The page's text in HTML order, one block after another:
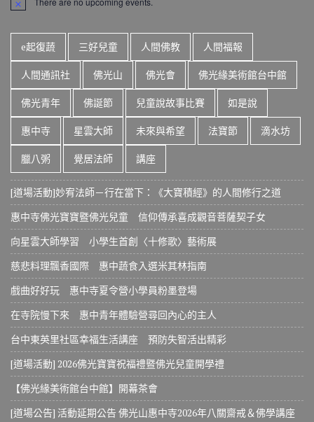
N
e
e起復蔬 三好兒童 人間佛教 人間福報
人間通訊社 佛光山 佛光會 佛光緣美術館台中館
佛光青年 佛誕節 兒童說故事比賽 如是說
惠中寺 星雲大師 未來與希望 法寶節 滴水坊
臘八粥 覺居法師 講座
[道場活動]妙宥法師－行在當下：《大寶積經》的人間修行之道
惠中寺佛光寶寶暨佛光兒童 信仰傳承喜成觀音菩薩契子女
向星雲大師學習 小學生首創〈十修歌〉藝術展
慈悲料理飄香國際 惠中蔬食入選米其林指南
戲曲好好玩 惠中寺夏令營小學員粉墨登場
在寺院慢下來 惠中青年體驗營尋回內心的主人
台中東英里社區幸福生活講座 預防失智活出精彩
[道場活動] 2026佛光寶寶祝福禮暨佛光兒童開學禮
【佛光緣美術館台中館】開幕茶會
[道場公告] 活動延期公告 佛光山惠中寺2026年八關齋戒＆佛學講座